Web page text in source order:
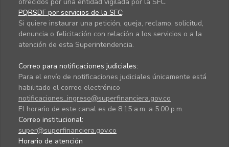
ofrecidos por una entidad vigilada por la SFC.
PQRSDF por servicios de la SFC:
Si quiere instaurar una petición, queja, reclamo, solicitud,
denuncia o felicitación con relación a los servicios o a la
atención de esta Superintendencia.
Correo para notificaciones judiciales:
Para el envío de notificaciones judiciales únicamente está
habilitado el correo electrónico
notificaciones_ingreso@superfinanciera.gov.co
El horario de este canal es de 8:15 a.m. a 5:00 p.m.
Correo institucional:
super@superfinanciera.gov.co
Horario de atención